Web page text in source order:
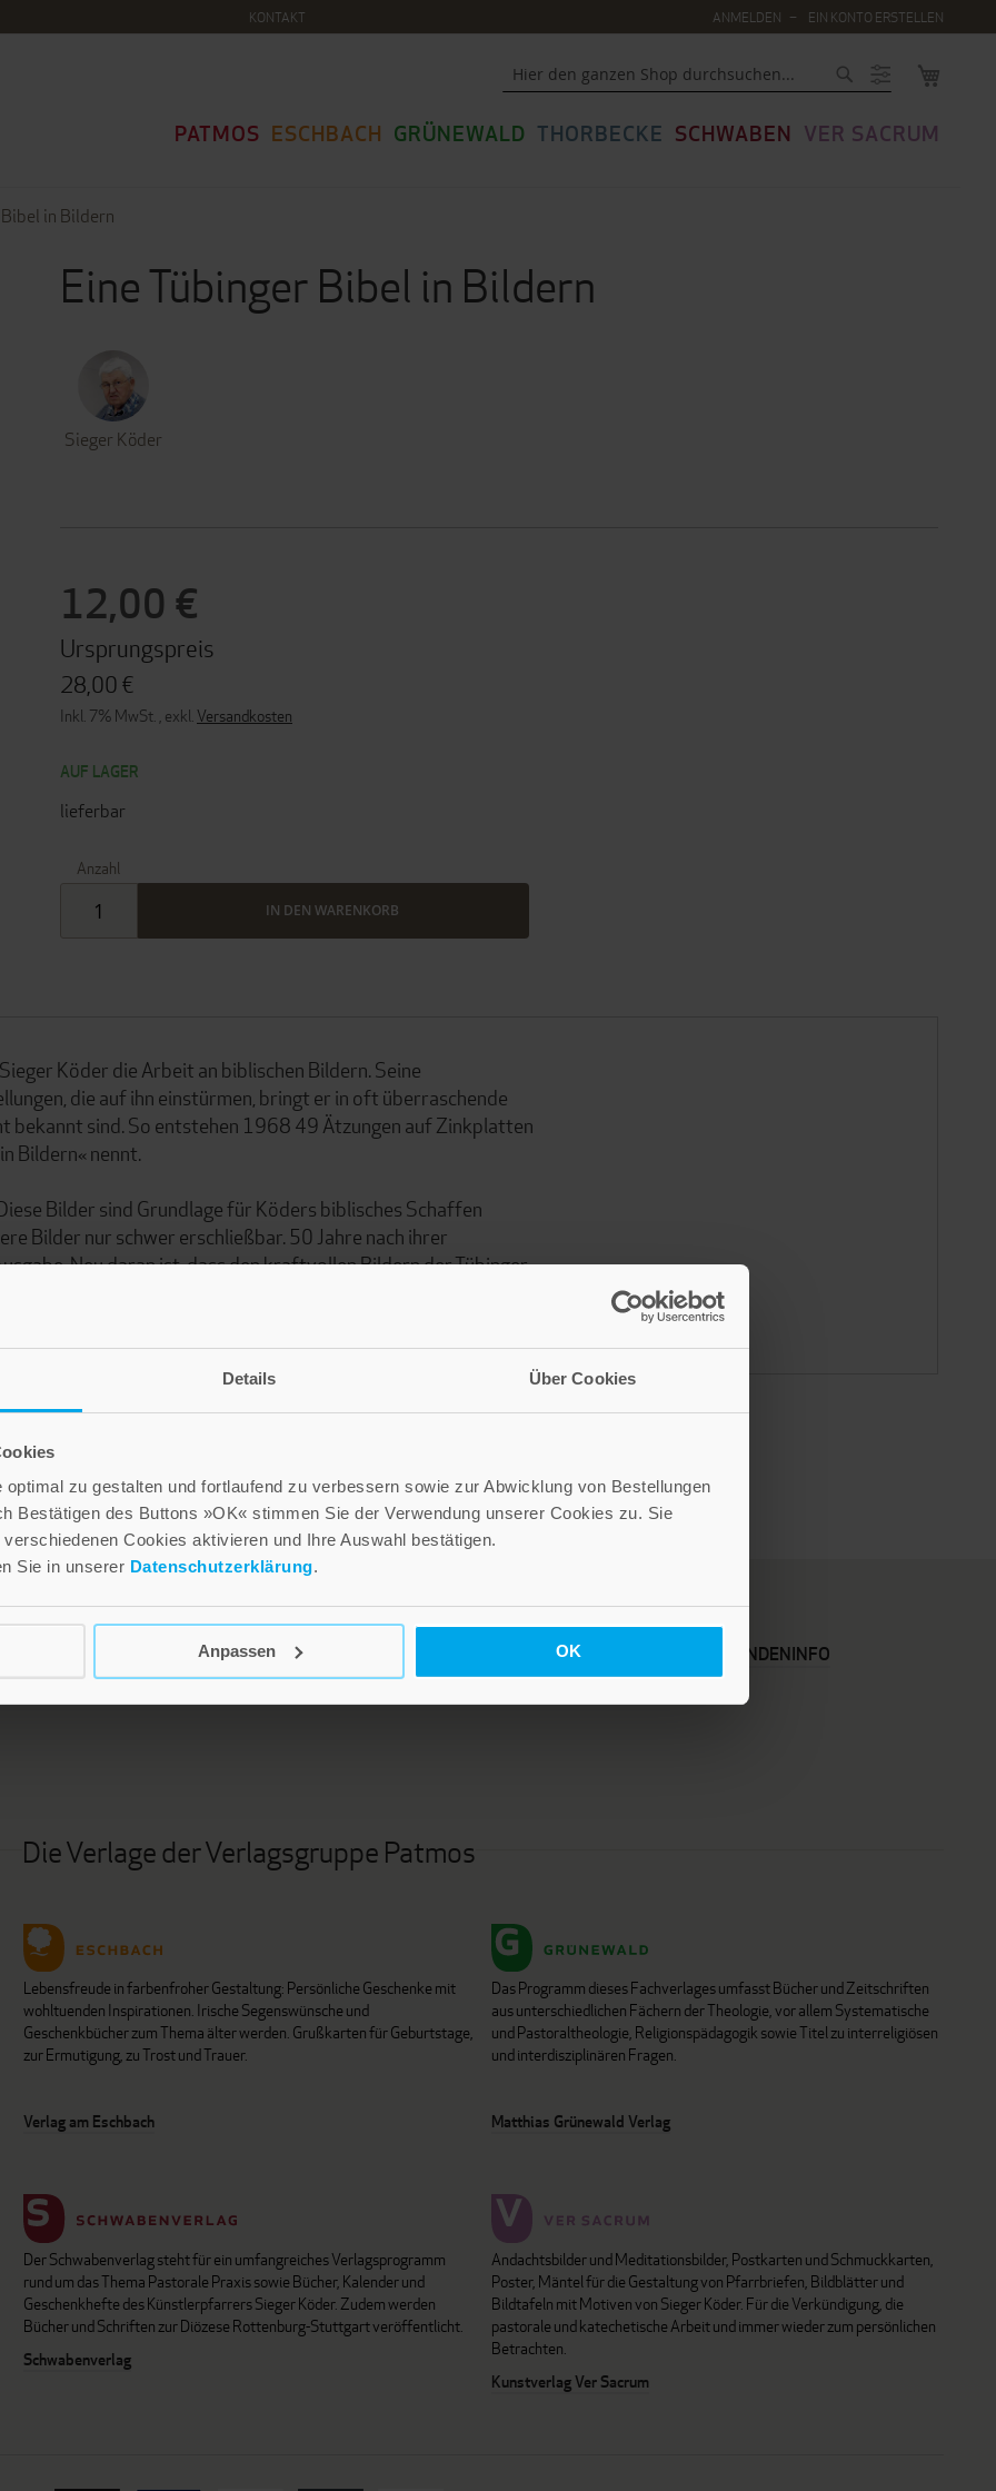
Details Über Cookies
zu gestalten und fortlaufend zu verbessern sowie zur Abwicklung von Bestellungen
Bestätigen des Buttons »OK« stimmen Sie der Verwendung unserer Cookies zu. Sie
Cookies aktivieren und Ihre Auswahl bestätigen.
Sie in unserer Datenschutzerklärung.
Anpassen OK
KONTAKT ANMELDEN EIN KONTO ERSTELLEN
PATMOS ESCHBACH GRÜNEWALD THORBECKE SCHWABEN VER SACRUM
in Bildern
Eine Tübinger Bibel in Bildern
Sieger Köder
12,00 €
Ursprungspreis
28,00 €
Inkl. 7% MwSt. , exkl. Versandkosten
AUF LAGER
lieferbar
Anzahl
IN DEN WARENKORB
Köder die Arbeit an biblischen Bildern. Seine
die auf ihn einstürmen, bringt er in oft überraschende
bekannt sind. So entstehen 1968 49 Ätzungen auf Zinkplatten
Bildern« nennt.
Bilder sind Grundlage für Köders biblisches Schaffen
Bilder nur schwer erschließbar. 50 Jahre nach ihrer
Neu daran ist, dass den kraftvollen Bildern der Tübinger
zeigen. So können Leserinnen und Leser selbst die
NEWSLETTER KARRIERE KUNDENINFO
Die Verlage der Verlagsgruppe Patmos
Lebensfreude in farbenfroher Gestaltung: Persönliche Geschenke mit
wohltuenden Inspirationen. Irische Segenswünsche und
Geschenkbücher zum Thema älter werden. Grußkarten für Geburtstage,
zur Ermutigung, zu Trost und Trauer.
Verlag am Eschbach
Das Programm dieses Fachverlages umfasst Bücher und Zeitschriften
aus unterschiedlichen Fächern der Theologie, vor allem Systematische
und Pastoraltheologie, Religionspädagogik sowie Titel zu interreligiösen
und interdisziplinären Fragen.
Matthias Grünewald Verlag
Der Schwabenverlag steht für ein umfangreiches Verlagsprogramm
rund um das Thema Pastorale Praxis sowie Bücher, Kalender und
Geschenkhefte des Künstlerpfarrers Sieger Köder. Zudem werden
Bücher und Schriften zur Diözese Rottenburg-Stuttgart veröffentlicht.
Schwabenverlag
Andachtsbilder und Meditationsbilder, Postkarten und Schmuckkarten,
Poster, Mäntel für die Gestaltung von Pfarrbriefen, Bildblätter und
Bildtafeln mit Motiven von Sieger Köder. Für die Verkündigung, die
pastorale und katechetische Arbeit und immer wieder zum persönlichen
Betrachten.
Kunstverlag Ver Sacrum